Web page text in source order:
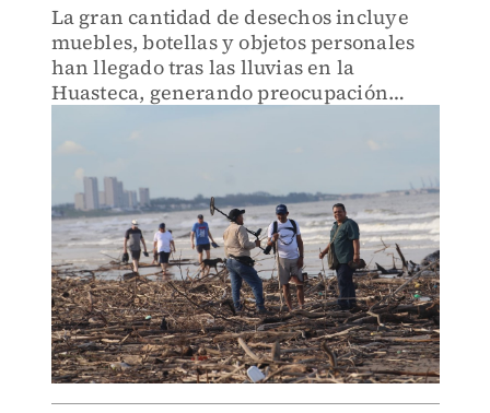
La gran cantidad de desechos incluye
muebles, botellas y objetos personales
han llegado tras las lluvias en la
Huasteca, generando preocupación